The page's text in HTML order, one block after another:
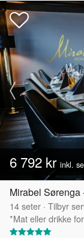
6 792 kr inkl.
Mirabel
14seter · Tilbyr
*Mat eller drikke